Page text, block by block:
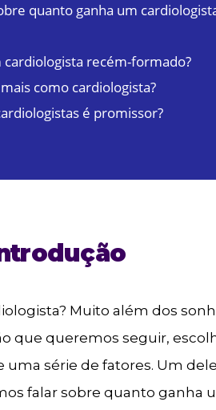
quanto ganha um
cardiologista recém-formado?
como cardiologista?
é promissor?
Muito além dos
que queremos seguir,
série de fatores. Um
falar sobre quanto ganha